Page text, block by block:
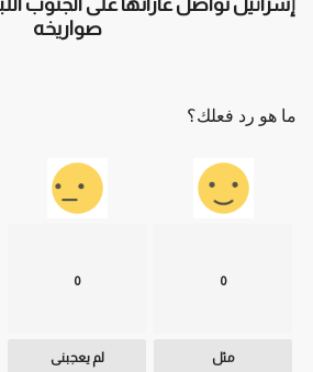
صواريخه
ما هو رد فعلك؟
0
مثل
0
لم يعجبنى